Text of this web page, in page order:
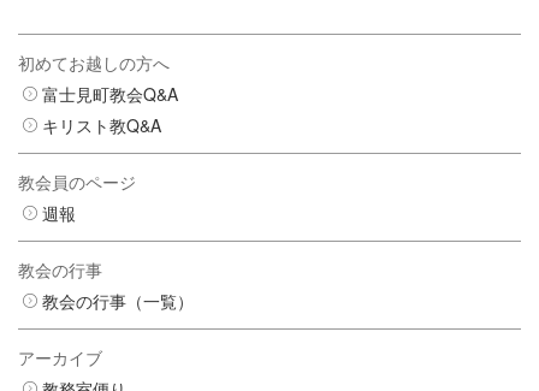
初めてお越しの方へ
富士見町教会Q&A
キリスト教Q&A
教会員のページ
週報
教会の行事
教会の行事（一覧）
アーカイブ